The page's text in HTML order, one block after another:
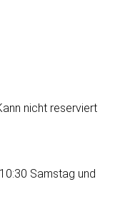
nicht reserviert
Samstag und